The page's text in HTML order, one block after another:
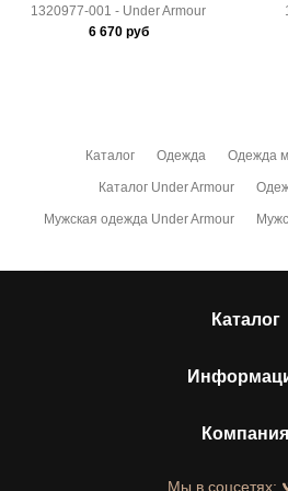
1320977-001 - Under Armour
6 670руб
Каталог Одежда Одежда
Каталог Under Armour
Мужская одежда Under Armour
Каталог
Компания
Мы в соцсетях: